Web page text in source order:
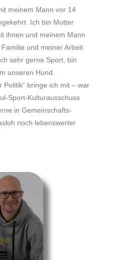
meinem Mann vor 14
Ich bin Mutter
ihnen und meinem Mann
und meiner Arbeit
sehr gerne Sport, bin
unseren Hund.
Politik“ bringe ich mit – war
Sport-Kulturausschuss
in Gemeinschafts-
noch lebenswerter